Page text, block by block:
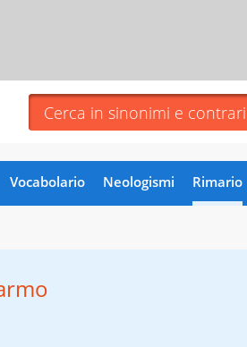
Vocabolario Neologismi Rimario